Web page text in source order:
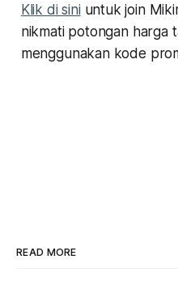
Klik di sini untuk join
nikmati potongan harga
menggunakan kode
READ MORE